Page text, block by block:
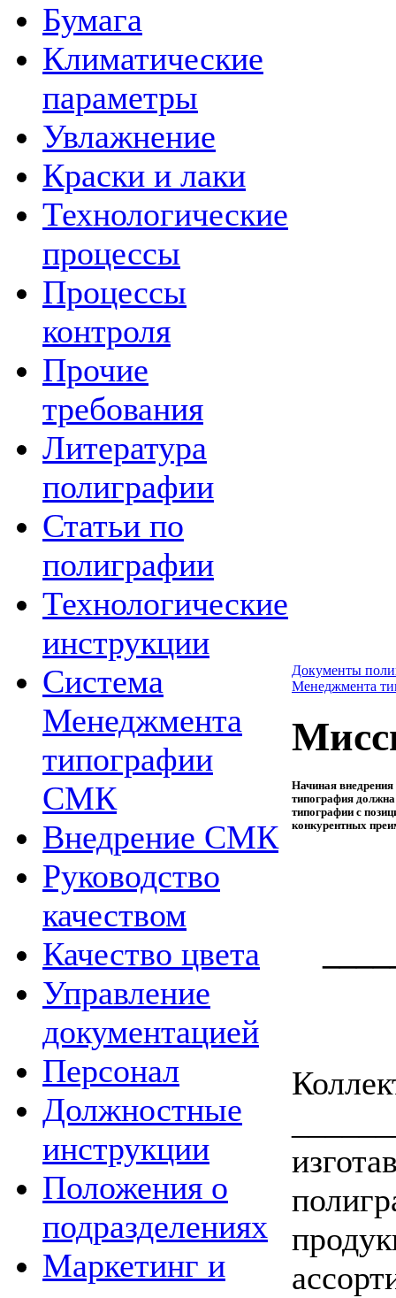
Бумага
Климатические
параметры
Увлажнение
Краски и лаки
Технологические
процессы
Процессы
контроля
Прочие
требования
Литература
полиграфии
Статьи по
полиграфии
Технологические
инструкции
Система
Менеджмента
типографии
СМК
Внедрение СМК
Руководство
качеством
Качество цвета
Управление
документацией
Персонал
Должностные
инструкции
Положения о
подразделениях
Маркетинг и
Документы
Менеджмента
Начиная
типография
типографии с
конкурентных